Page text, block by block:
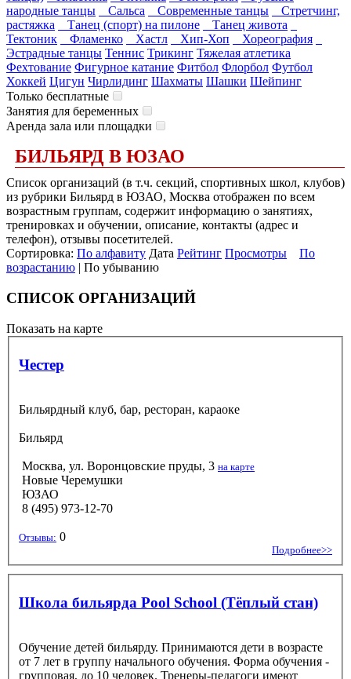
народные танцы
Сальса Современные танцы
Стретчинг,
растяжка
Танец (спорт) на пилоне
Танец живота
Тектоник
Фламенко Хастл Хип-Хоп
Хореография
Эстрадные танцы Теннис Трикинг Тяжелая атлетика
Фехтование Фигурное катание Фитбол Флорбол Футбол
Хоккей Цигун Чирлидинг Шахматы Шашки Шейпинг
Только бесплатные
Занятия для беременных
Аренда зала или площадки
БИЛЬЯРД В ЮЗАО
Список организаций (в т.ч. секций, спортивных школ, клубов)
из рубрики Бильярд в ЮЗАО, Москва отображен по всем
возрастным группам, содержит информацию о занятиях,
тренировках и обучении, описание, контакты (адрес и
телефон), отзывы посетителей.
Сортировка: По алфавиту Дата Рейтинг Просмотры
По
возрастанию | По убыванию
СПИСОК ОРГАНИЗАЦИЙ
Показать на карте
Честер
Бильярдный клуб, бар, ресторан, караоке
Бильярд
Москва, ул. Воронцовские пруды, 3 на карте
Новые Черемушки
ЮЗАО
8 (495) 973-12-70
Отзывы: 0
Подробнее>>
Школа бильярда Pool School (Тёплый стан)
Обучение детей бильярду. Принимаются дети в возрасте
от 7 лет в группу начального обучения. Форма обучения -
групповая, до 10 человек. Тренеры-педагоги имеют